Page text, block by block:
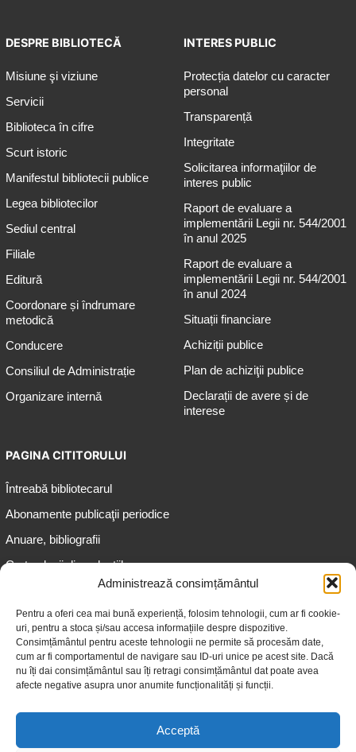
Administrează consimțământul
Pentru a oferi cea mai bună experiență, folosim tehnologii, cum ar fi cookie-
uri, pentru a stoca și/sau accesa informațiile despre dispozitive.
Consimțământul pentru aceste tehnologii ne permite să procesăm date,
cum ar fi comportamentul de navigare sau ID-uri unice pe acest site. Dacă
nu îți dai consimțământul sau îți retragi consimțământul dat poate avea
afecte negative asupra unor anumite funcționalități și funcții.
Acceptă
DESPRE BIBLIOTECĂ
Misiune şi viziune
Servicii
Biblioteca în cifre
Scurt istoric
Manifestul bibliotecii publice
Legea bibliotecilor
Sediul central
Filiale
Editură
Coordonare și îndrumare
metodică
Conducere
Consiliul de Administrație
Organizare internă
INTERES PUBLIC
Protecția datelor cu caracter
personal
Transparență
Integritate
Solicitarea informaţiilor de
interes public
Raport de evaluare a
implementării Legii nr. 544/2001
în anul 2025
Raport de evaluare a
implementării Legii nr. 544/2001
în anul 2024
Situații financiare
Achiziții publice
Plan de achiziţii publice
Declarații de avere și de
interese
PAGINA CITITORULUI
Întreabă bibliotecarul
Abonamente publicaţii periodice
Anuare, bibliografii
Cartea lunii din colecțiile
Informații pentru adolescenți
Informații pentru adulți
Informații pentru seniori